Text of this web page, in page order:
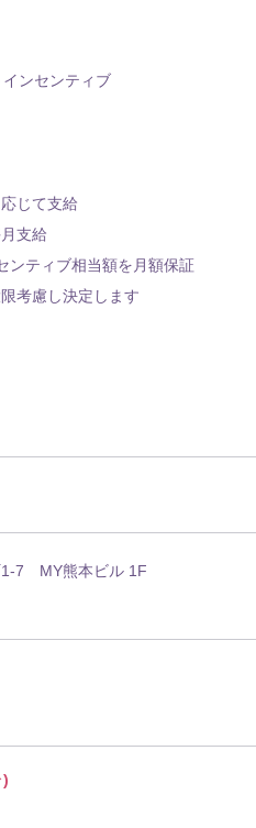
ンセンティブ
じて支給
支給
ティブ相当額を月額保証
考慮し決定します
1-7 MY熊本ビル 1F